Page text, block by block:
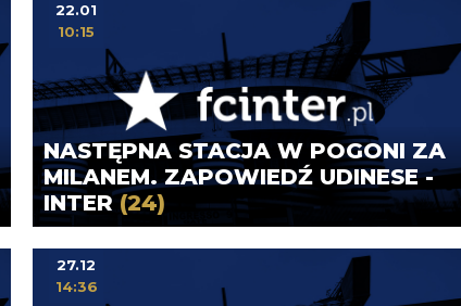
NASTĘPNA STACJA W POGONI ZA
MILANEM. ZAPOWIEDŹ UDINESE -
INTER(24)
22.01
10:15
27.12
14:36